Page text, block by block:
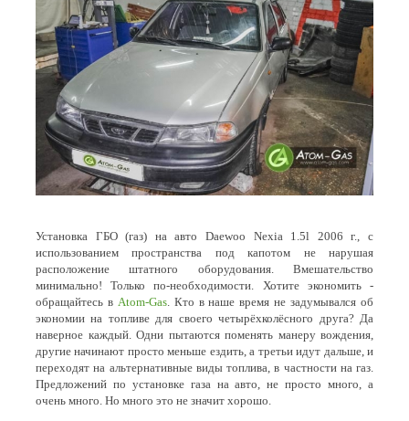
Установка ГБО (газ) на авто Daewoo Nexia 1.5l 2006 г., с
использованием пространства под капотом не нарушая
расположение штатного оборудования. Вмешательство
минимально! Только по-необходимости. Хотите экономить -
обращайтесь в Atom-Gas. Кто в наше время не задумывался об
экономии на топливе для своего четырёхколёсного друга? Да
наверное каждый. Одни пытаются поменять манеру вождения,
другие начинают просто меньше ездить, а третьи идут дальше, и
переходят на альтернативные виды топлива, в частности на газ.
Предложений по установке газа на авто, не просто много, а
очень много. Но много это не значит хорошо.